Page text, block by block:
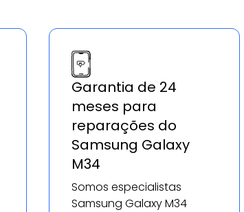
Garantia de 24
meses para
reparações do
Samsung Galaxy
M34
Somos especialistas
Samsung Galaxy M34